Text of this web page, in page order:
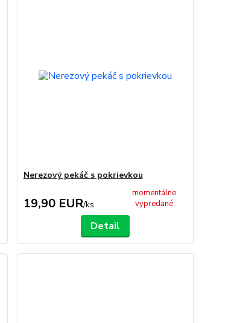
Nerezový pekáč s pokrievkou
19,90 EUR/ks
momentálne
vypredané
Detail